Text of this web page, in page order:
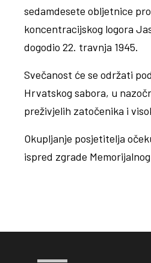
sedamdesete obljetnice
koncentracijskog logora
dogodio 22. travnja 1945.
Svečanost će se održati
Hrvatskog sabora, u
preživjelih zatočenika i
Okupljanje posjetitelja
ispred zgrade